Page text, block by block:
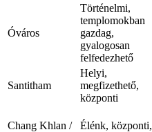
Óváros
Történelmi,
templomokban
gazdag,
gyalogosan
felfedezhető
Santitham
Helyi,
megfizethető,
központi
Chang Khlan / Élénk, központi,